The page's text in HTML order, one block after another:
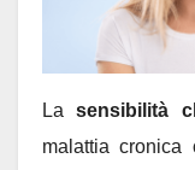
Lasensibilità
malattia cronica